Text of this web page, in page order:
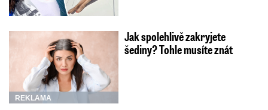
REKLAMA
Jak spolehlivě zakryjete
šediny? Tohle musíte znát